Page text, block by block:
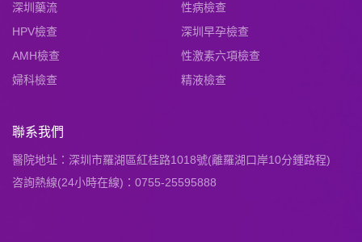
深圳藥流
性病檢查
HPV檢查
深圳早孕檢查
AMH檢查
性激素六項檢查
婦科檢查
精液檢查
聯系我們
醫院地址：深圳市羅湖區紅桂路1018號(離羅湖口岸10分鍾路程)
咨詢熱線(24小時在線)：0755-25595888